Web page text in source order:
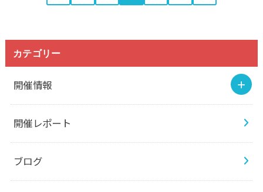
カテゴリー
開催情報
開催レポート
ブログ